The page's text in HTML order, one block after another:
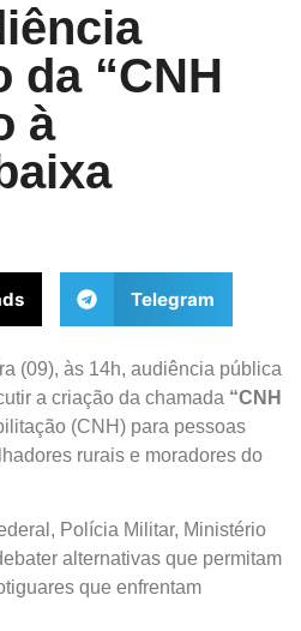
“CNH
à
Telegram
(09), às 14h, audiência pública
a criação da chamada “CNH
(CNH) para pessoas
rurais e moradores do
Polícia Militar, Ministério
alternativas que permitam
que enfrentam